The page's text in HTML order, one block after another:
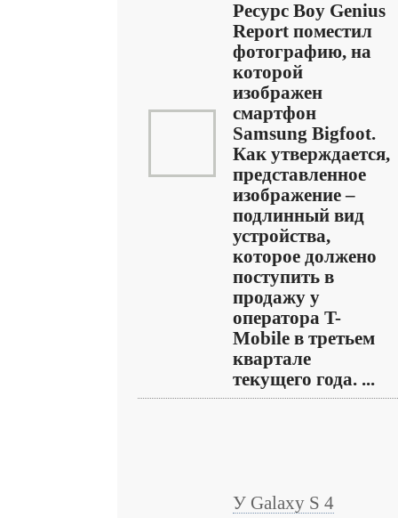
Ресурс Boy Genius
Report поместил
фотографию, на
которой
изображен
смартфон
Samsung Bigfoot.
Как утверждается,
представленное
изображение –
подлинный вид
устройства,
которое должено
поступить в
продажу у
оператора T-
Mobile в третьем
квартале
текущего года. ...
У Galaxy S 4